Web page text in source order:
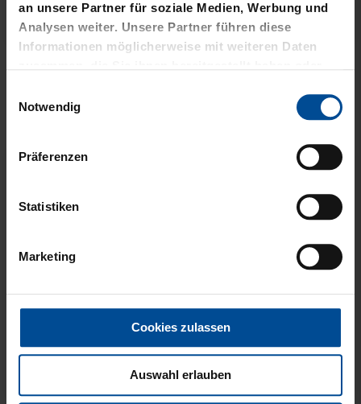
an unsere Partner für soziale Medien, Werbung und
Analysen weiter. Unsere Partner führen diese
Informationen möglicherweise mit weiteren Daten
gesammelt haben.
Notwendig
Präferenzen
Statistiken
Marketing
Cookies zulassen
Auswahl erlauben
Neu
14,95 €
Neu
Neu